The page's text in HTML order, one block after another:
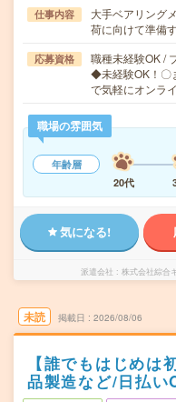
仕事内容
大手ベアリング
荷に向けて準備
応募資格
職種未経験OK /
◆未経験OK！〇
で気軽にオンラ
職場の雰囲気
年齢層
20代
気になる!
派遣会社 株式会社綜合
未読 掲載日 2026/08/06
【誰でもはじめは
品製造など/日払い